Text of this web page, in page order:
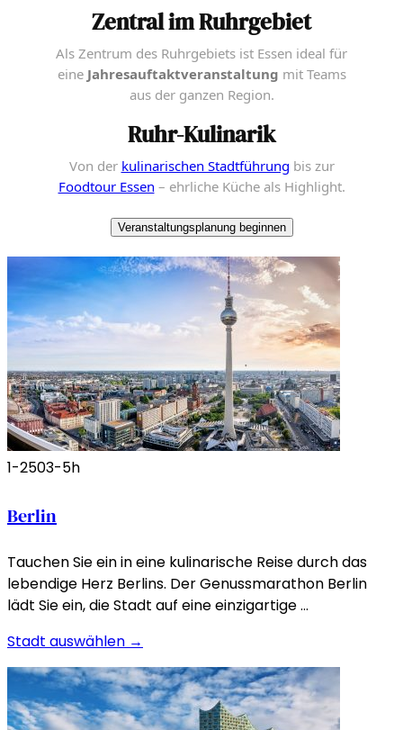
Zentral im Ruhrgebiet
Als Zentrum des Ruhrgebiets ist Essen ideal für
eine Jahresauftaktveranstaltung mit Teams
aus der ganzen Region.
Ruhr-Kulinarik
Von der kulinarischen Stadtführung bis zur
Foodtour Essen – ehrliche Küche als Highlight.
Veranstaltungsplanung beginnen
1-2503-5h
Berlin
Tauchen Sie ein in eine kulinarische Reise durch das
lebendige Herz Berlins. Der Genussmarathon Berlin
lädt Sie ein, die Stadt auf eine einzigartige …
Stadt auswählen →